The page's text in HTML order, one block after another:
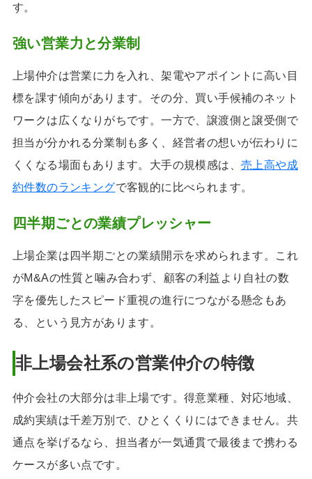
す。
強い営業力と分業制
上場仲介は営業に力を入れ、架電やアポイントに高い目
標を課す傾向があります。その分、買い手候補のネット
ワークは広くなりがちです。一方で、譲渡側と譲受側で
担当が分かれる分業制も多く、経営者の想いが伝わりに
くくなる場面もあります。大手の規模感は、 売上高や成
約件数のランキングで客観的に比べられます。
四半期ごとの業績プレッシャー
上場企業は四半期ごとの業績開示を求められます。これ
がM&Aの性質と噛み合わず、顧客の利益より自社の数
字を優先したスピード重視の進行につながる懸念もあ
る、という見方があります。
非上場会社系の営業仲介の特徴
仲介会社の大部分は非上場です。得意業種、対応地域、
成約実績は千差万別で、ひとくくりにはできません。共
通点を挙げるなら、担当者が一気通貫で最後まで携わる
ケースが多い点です。